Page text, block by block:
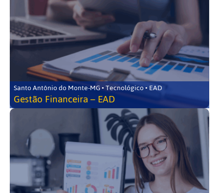
Santo Antônio do Monte-MG • Tecnológico • EAD
Gestão Financeira – EAD